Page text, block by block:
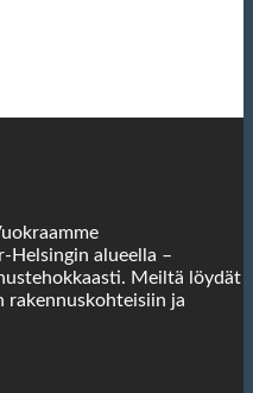
Helsingin alueella –
Meiltä löydät
rakennuskohteisiin ja